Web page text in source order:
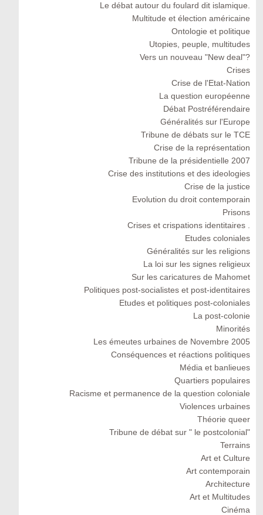
Le débat autour du foulard dit islamique.
Multitude et élection américaine
Ontologie et politique
Utopies, peuple, multitudes
Vers un nouveau "New deal"?
Crises
Crise de l'Etat-Nation
La question européenne
Débat Postréférendaire
Généralités sur l'Europe
Tribune de débats sur le TCE
Crise de la représentation
Tribune de la présidentielle 2007
Crise des institutions et des ideologies
Crise de la justice
Evolution du droit contemporain
Prisons
Crises et crispations identitaires .
Etudes coloniales
Généralités sur les religions
La loi sur les signes religieux
Sur les caricatures de Mahomet
Politiques post-socialistes et post-identitaires
Etudes et politiques post-coloniales
La post-colonie
Minorités
Les émeutes urbaines de Novembre 2005
Conséquences et réactions politiques
Média et banlieues
Quartiers populaires
Racisme et permanence de la question coloniale
Violences urbaines
Théorie queer
Tribune de débat sur " le postcolonial"
Terrains
Art et Culture
Art contemporain
Architecture
Art et Multitudes
Cinéma